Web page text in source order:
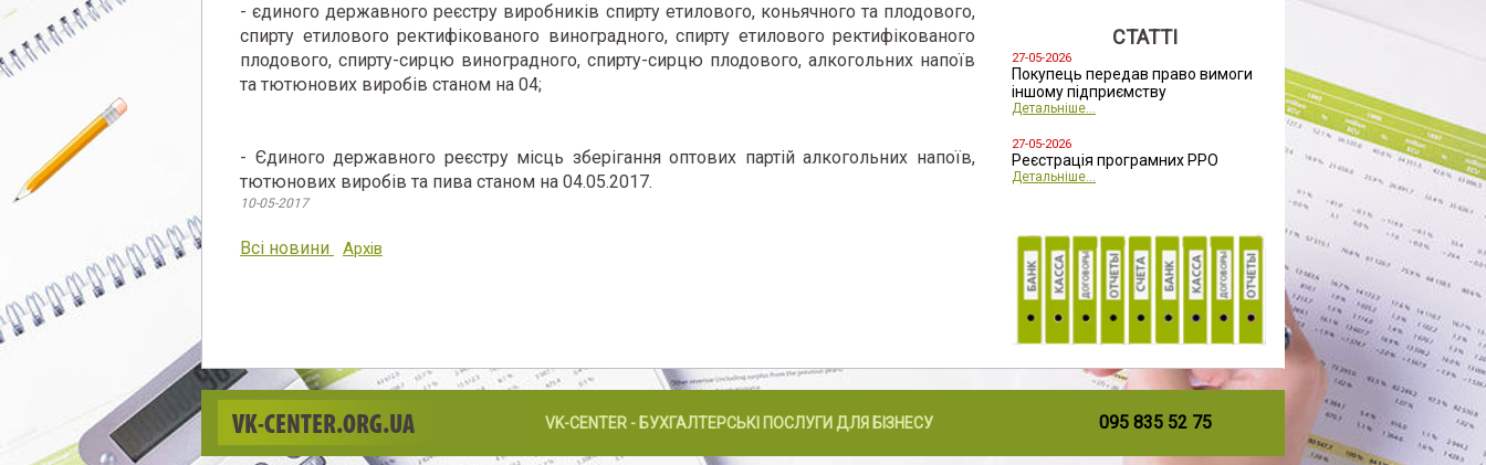
- єдиного державного реєстру виробників спирту етилового, коньячного та плодового,
спирту етилового ректифікованого виноградного, спирту етилового ректифікованого
плодового, спирту-сирцю виноградного, спирту-сирцю плодового, алкогольних напоїв
та тютюнових виробів станом на 04;
- Єдиного державного реєстру місць зберігання оптових партій алкогольних напоїв,
тютюнових виробів та пива станом на 04.05.2017.
10-05-2017
Всі новини Архів
СТАТТІ
27-05-2026
Покупець передав право вимоги
іншому підприємству
Детальніше...
27-05-2026
Реєстрація програмних РРО
Детальніше...
VK-CENTER.ORG.UA VK-CENTER - БУХГАЛТЕРСЬКІ ПОСЛУГИ ДЛЯ БІЗНЕСУ 095 835 52 75